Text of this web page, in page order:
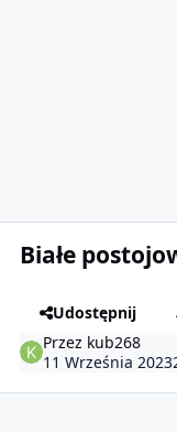
Białe
Udostępnij
Przez kub268
11 Września 2023